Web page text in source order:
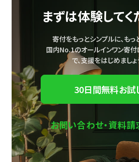
まずは体験してく
寄付をもっとシンプルに、もっ
国内No.1のオールインワン寄付
で、支援をはじめましょ
30日間無料お試
お問い合わせ・資料請